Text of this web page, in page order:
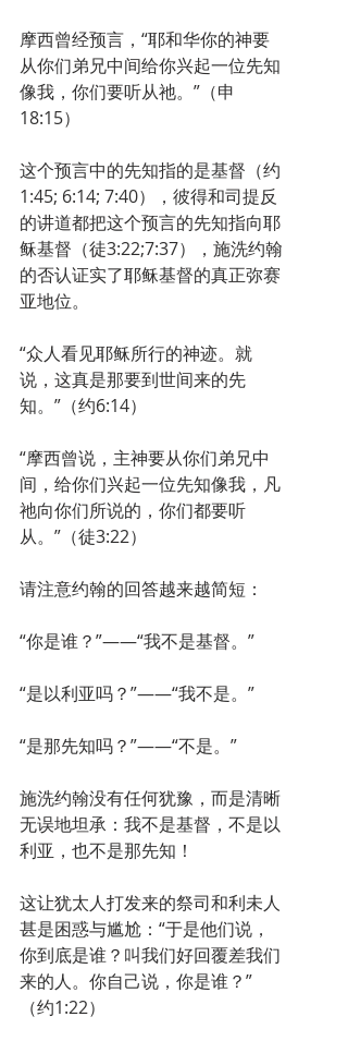
摩西曾经预言，“耶和华你的神要
从你们弟兄中间给你兴起一位先知
像我，你们要听从祂。”（申
18:15）
这个预言中的先知指的是基督（约
1:45; 6:14; 7:40），彼得和司提反
的讲道都把这个预言的先知指向耶
稣基督（徒3:22;7:37），施洗约翰
的否认证实了耶稣基督的真正弥赛
亚地位。
“众人看见耶稣所行的神迹。就
说，这真是那要到世间来的先
知。”（约6:14）
“摩西曾说，主神要从你们弟兄中
间，给你们兴起一位先知像我，凡
祂向你们所说的，你们都要听
从。”（徒3:22）
请注意约翰的回答越来越简短：
“你是谁？”——“我不是基督。”
“是以利亚吗？”——“我不是。”
“是那先知吗？”——“不是。”
施洗约翰没有任何犹豫，而是清晰
无误地坦承：我不是基督，不是以
利亚，也不是那先知！
这让犹太人打发来的祭司和利未人
甚是困惑与尴尬：“于是他们说，
你到底是谁？叫我们好回覆差我们
来的人。你自己说，你是谁？”
（约1:22）